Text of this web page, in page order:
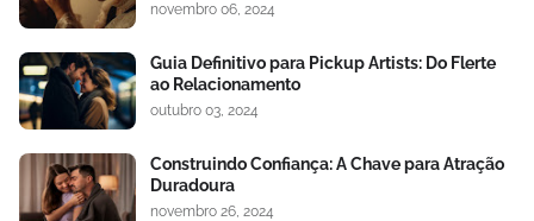
novembro 06, 2024
Guia Definitivo para Pickup Artists: Do Flerte
ao Relacionamento
outubro 03, 2024
Construindo Confiança: A Chave para Atração
Duradoura
novembro 26, 2024